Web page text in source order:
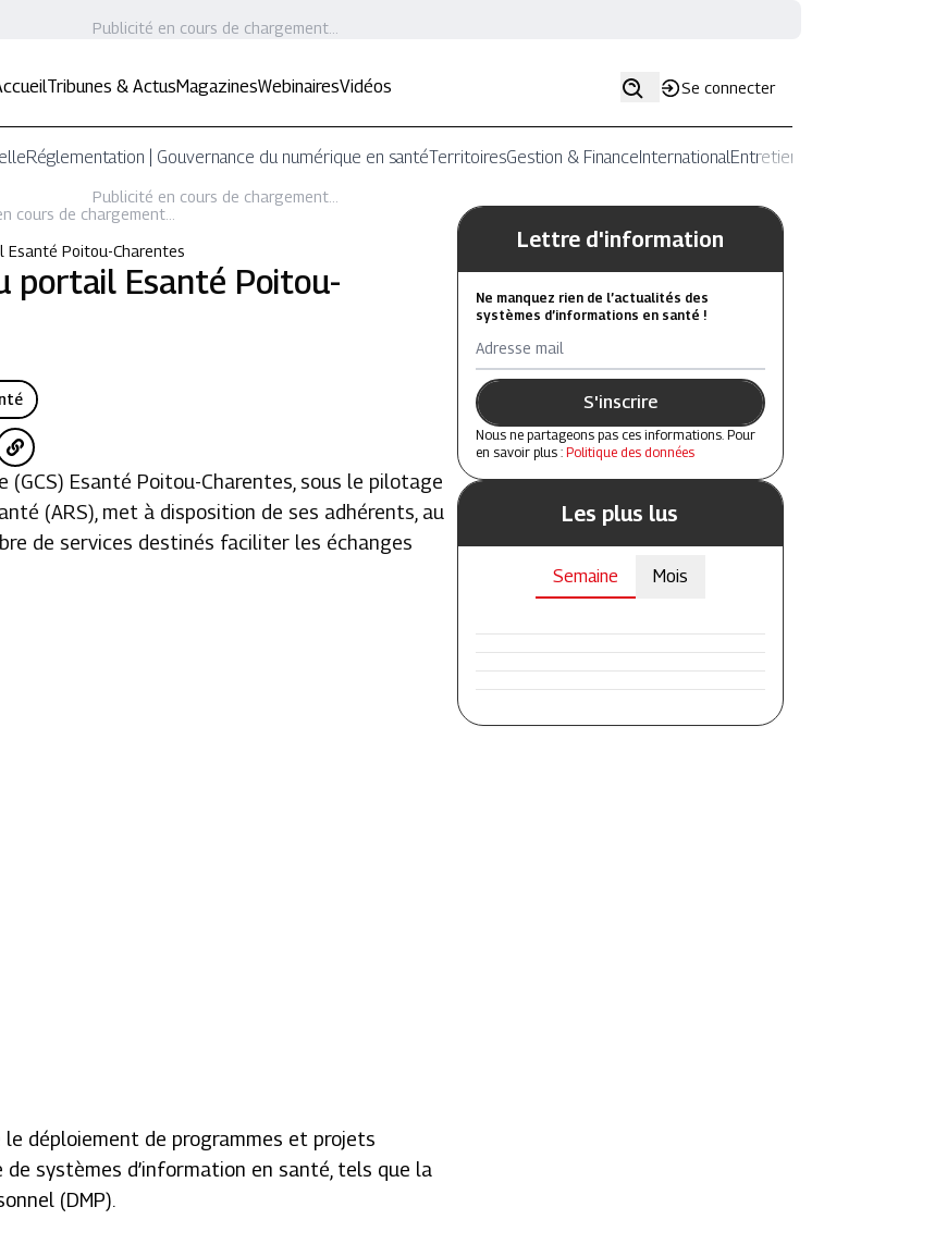
Publicité en cours de chargement...
Tribunes & ActusMagazinesWebinairesVidéos Se connecter
Réglementation | Gouvernance du numérique en santéTerritoiresGestion & FinanceInternationalEntretiens
Publicité en cours de chargement...
cours de chargement...
Poitou-Charentes
portail Esanté Poitou-
(GCS) Esanté Poitou-Charentes, sous le pilotage
(ARS), met à disposition de ses adhérents, au
de services destinés faciliter les échanges
le déploiement de programmes et projets
systèmes d’information en santé, tels que la
(DMP).
Lettre d'information
Ne manquez rien de l’actualités des
systèmes d’informations en santé !
Adresse mail
S'inscrire
Nous ne partageons pas ces informations. Pour
en savoir plus : Politique des données
Les plus lus
Semaine Mois